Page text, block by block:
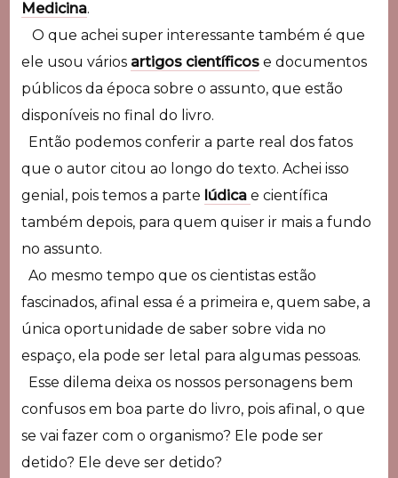
Medicina.
O que achei super interessante também é que
ele usou vários artigos científicose documentos
públicos da época sobre o assunto, que estão
disponíveis no final do livro.
Então podemos conferir a parte real dos fatos
que o autor citou ao longo do texto. Achei isso
genial, pois temos a parte lúdica e científica
também depois, para quem quiser ir mais a fundo
no assunto.
Ao mesmo tempo que os cientistas estão
fascinados, afinal essa é a primeira e, quem sabe, a
única oportunidade de saber sobre vida no
espaço, ela pode ser letal para algumas pessoas.
Esse dilema deixa os nossos personagens bem
confusos em boa parte do livro, pois afinal, o que
se vai fazer com o organismo? Ele pode ser
detido? Ele deve ser detido?